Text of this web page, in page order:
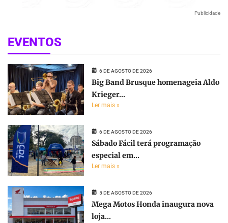
Publicidade
EVENTOS
6 DE AGOSTO DE 2026
Big Band Brusque homenageia Aldo
Krieger...
Ler mais »
6 DE AGOSTO DE 2026
Sábado Fácil terá programação
especial em...
Ler mais »
5 DE AGOSTO DE 2026
Mega Motos Honda inaugura nova
loja...